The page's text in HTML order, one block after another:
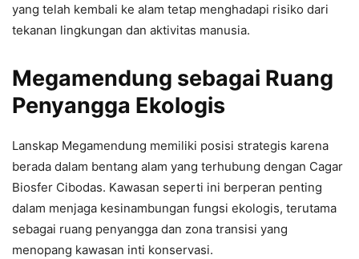
yang telah kembali ke alam tetap menghadapi risiko dari
tekanan lingkungan dan aktivitas manusia.
Megamendung sebagai Ruang
Penyangga Ekologis
Lanskap Megamendung memiliki posisi strategis karena
berada dalam bentang alam yang terhubung dengan Cagar
Biosfer Cibodas. Kawasan seperti ini berperan penting
dalam menjaga kesinambungan fungsi ekologis, terutama
sebagai ruang penyangga dan zona transisi yang
menopang kawasan inti konservasi.